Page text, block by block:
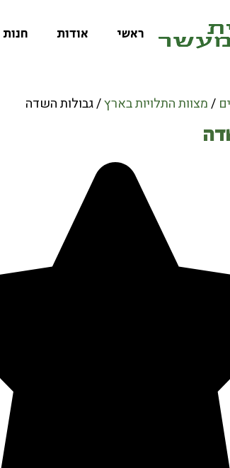
ראשי אודות
/מצוות התלויות בארץ/ גבולות השדה